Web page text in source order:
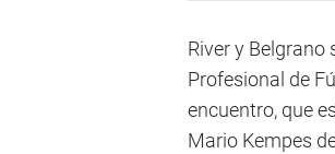
River y Belgrano
Profesional de
encuentro, que
Mario Kempes